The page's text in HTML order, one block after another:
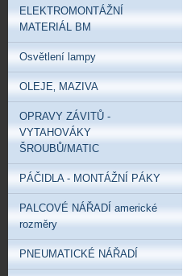
ELEKTROMONTÁŽNÍ
MATERIÁL BM
Osvětlení lampy
OLEJE‚ MAZIVA
OPRAVY ZÁVITŮ -
VYTAHOVÁKY
ŠROUBŮ/MATIC
PÁČIDLA - MONTÁŽNÍ PÁKY
PALCOVÉ NÁŘADÍ americké
rozměry
PNEUMATICKÉ NÁŘADÍ